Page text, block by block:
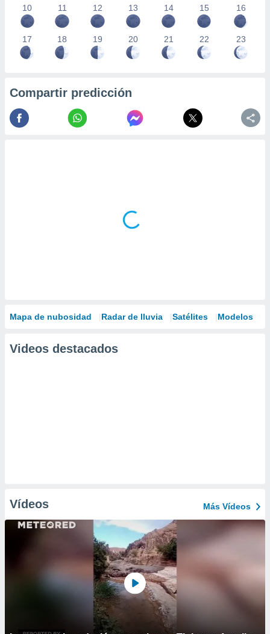
10
11 12 13 14 15 16
17 18 19 20 21 22 23
Compartir predicción
Mapa de nubosidad Radar de lluvia Satélites Modelos
Videos destacados
Vídeos Más Vídeos